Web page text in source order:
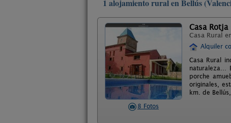
1 alojamiento rural en Bellús
8 Fotos
Casa Rotja
Casa Rural
Alquiler
Casa Rural
naturaleza…
porche
originales,
km. de